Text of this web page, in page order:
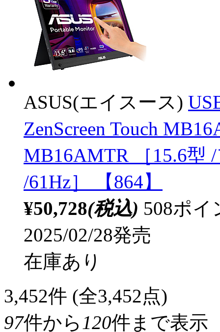
ASUS(エイスース)
ZenScreen Touch
MB16AMTR ［15.6型
/61Hz］ 【864】
¥50,728(税込) 508ポ
2025/02/28発売
在庫あり
3,452件 (全3,452点)
97件から 120件まで表示